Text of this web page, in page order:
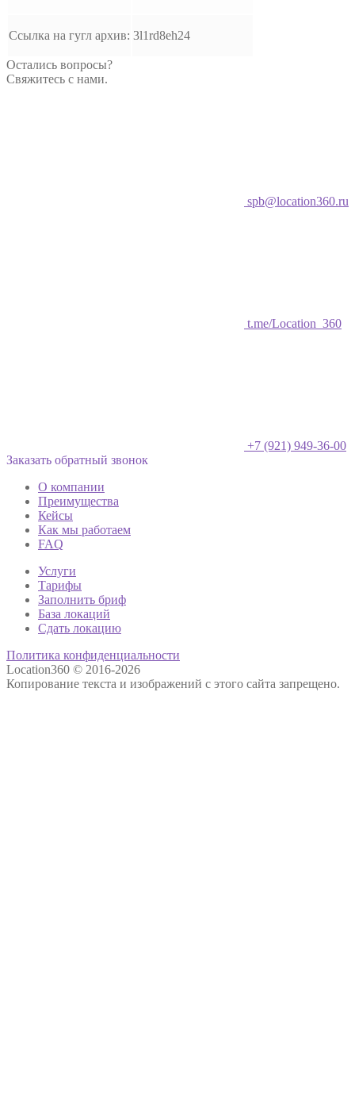
Ссылка на гугл архив: 3l1rd8eh24
Остались вопросы?
Свяжитесь с нами.
spb@location360.ru
t.me/Location_360
+7 (921) 949-36-00
Заказать обратный звонок
О компании
Преимущества
Кейсы
Как мы работаем
FAQ
Услуги
Тарифы
Заполнить бриф
База локаций
Сдать локацию
Политика конфиденциальности
Location360 © 2016-2026
Копирование текста и изображений с этого сайта запрещено.